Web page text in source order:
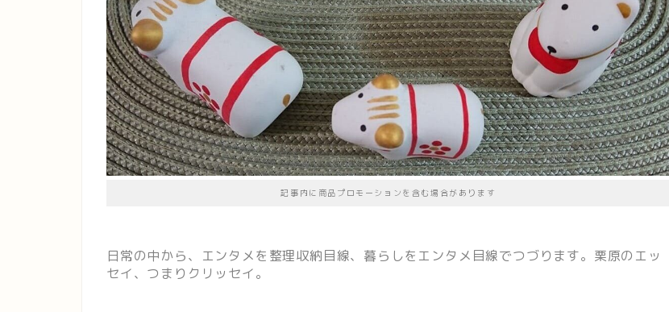
記事内に商品プロモーションを含む場合があります
日常の中から、エンタメを整理収納目線、暮らしをエンタメ目線でつづります。栗原のエッ
セイ、つまりクリッセイ。